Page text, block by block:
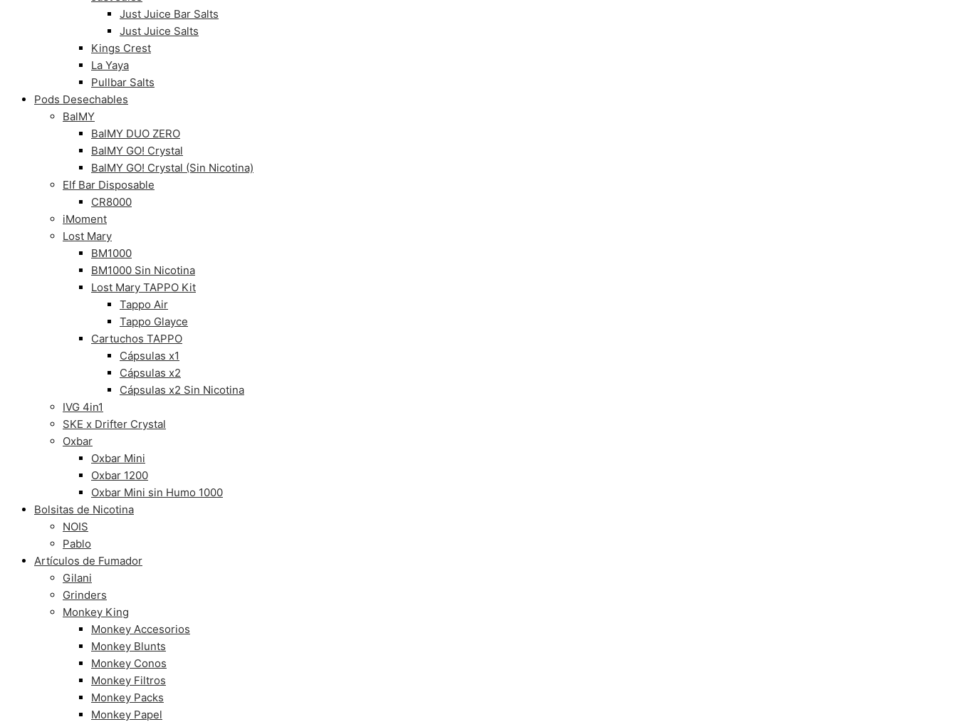
Just Juice Bar Salts
Just Juice Salts
Kings Crest
La Yaya
Pullbar Salts
Pods Desechables
BalMY
BalMY DUO ZERO
BalMY GO! Crystal
BalMY GO! Crystal (Sin Nicotina)
Elf Bar Disposable
CR8000
iMoment
Lost Mary
BM1000
BM1000 Sin Nicotina
Lost Mary TAPPO Kit
Tappo Air
Tappo Glayce
Cartuchos TAPPO
Cápsulas x1
Cápsulas x2
Cápsulas x2 Sin Nicotina
IVG 4in1
SKE x Drifter Crystal
Oxbar
Oxbar Mini
Oxbar 1200
Oxbar Mini sin Humo 1000
Bolsitas de Nicotina
NOIS
Pablo
Artículos de Fumador
Gilani
Grinders
Monkey King
Monkey Accesorios
Monkey Blunts
Monkey Conos
Monkey Filtros
Monkey Packs
Monkey Papel